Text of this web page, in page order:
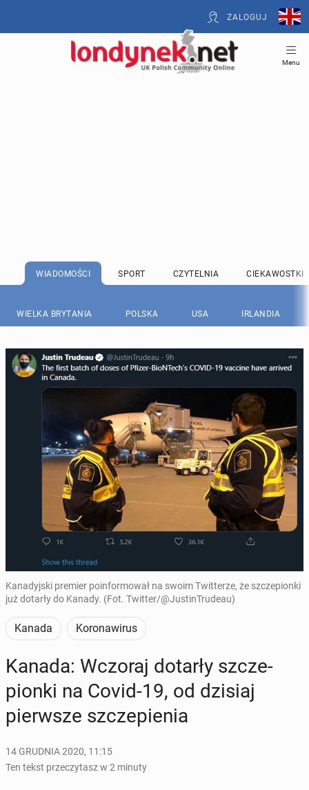
ZALOGUJ
Menu
WIADOMOŚCI SPORT CZYTELNIA CIEKAWOSTKI
WIELKA BRYTANIA POLSKA USA IRLANDIA
Kanadyjski premier poinformował na swoim Twitterze, że szczepionki
już dotarły do Kanady. (Fot. Twitter/@JustinTrudeau)
Kanada Koronawirus
Kanada: Wczoraj dotarły szcze­
pion­ki na Covid-19, od dzisiaj
pierw­sze szcze­pie­nia
14 GRUDNIA 2020, 11:15
Ten tekst przeczytasz w 2 minuty